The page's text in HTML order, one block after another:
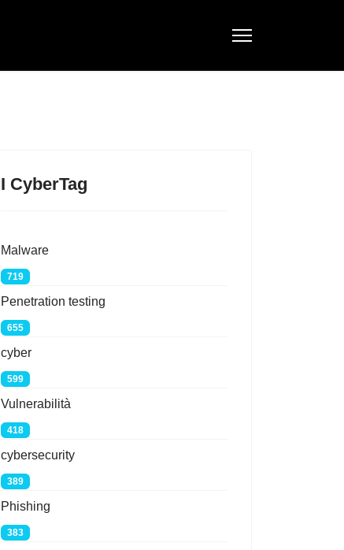
I CyberTag
Malware
719
Penetration testing
655
cyber
599
Vulnerabilità
418
cybersecurity
389
Phishing
383